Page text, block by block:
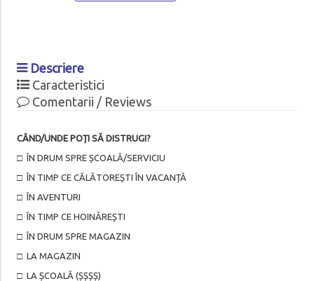
Descriere
Caracteristici
Comentarii / Reviews
CÂND/UNDE POȚI SĂ DISTRUGI?
□ ÎN DRUM SPRE ȘCOALĂ/SERVICIU
□ ÎN TIMP CE CĂLĂTOREȘTI ÎN VACANȚĂ
□ ÎN AVENTURI
□ ÎN TIMP CE HOINĂREȘTI
□ ÎN DRUM SPRE MAGAZIN
□ LA MAGAZIN
□ LA ȘCOALĂ (ȘȘȘȘ)